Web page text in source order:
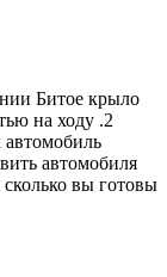
Битое крыло
на ходу .2
автомобиль
автомобиля
вы готовы